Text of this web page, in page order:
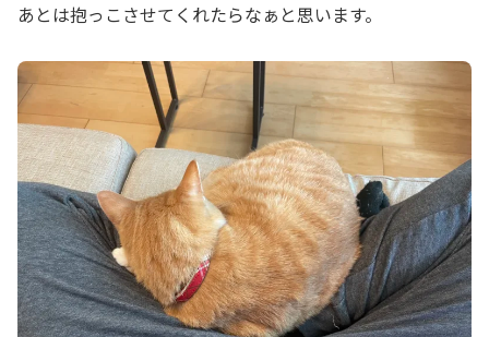
あとは抱っこさせてくれたらなぁと思います。